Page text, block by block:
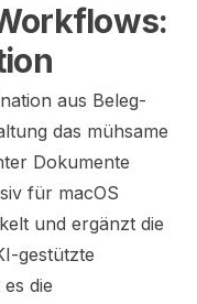
aus Beleg-
das mühsame
Dokumente
für macOS
und ergänzt die
gestützte
die